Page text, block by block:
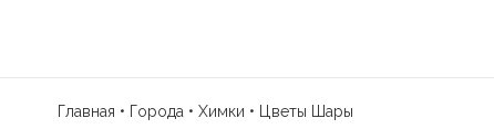
Главная • Города • Химки • Цветы Шары